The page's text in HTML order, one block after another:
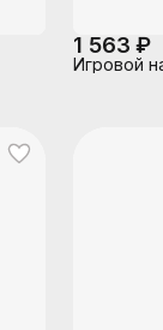
1 563 ₽
Игровой